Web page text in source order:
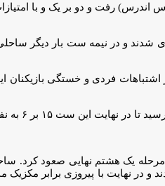
را پرقدرت آغاز کردند و پس از کسب سه امتیاز متوالی بازی را به دست گرفتند. در امتیاز
به مرحله یک هشتم نهایی صعود